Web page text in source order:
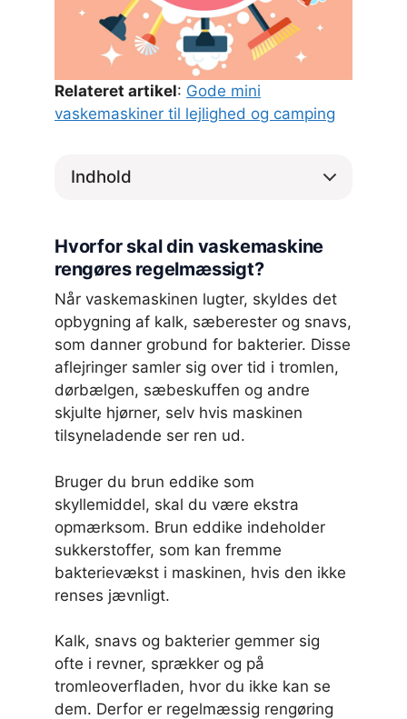
Relateret artikel: Gode mini
vaskemaskiner til lejlighed og camping
Indhold
Hvorfor skal din vaskemaskine
rengøres regelmæssigt?
Når vaskemaskinen lugter, skyldes det
opbygning af kalk, sæberester og snavs,
som danner grobund for bakterier. Disse
aflejringer samler sig over tid i tromlen,
dørbælgen, sæbeskuffen og andre
skjulte hjørner, selv hvis maskinen
tilsyneladende ser ren ud.
Bruger du brun eddike som
skyllemiddel, skal du være ekstra
opmærksom. Brun eddike indeholder
sukkerstoffer, som kan fremme
bakterievækst i maskinen, hvis den ikke
renses jævnligt.
Kalk, snavs og bakterier gemmer sig
ofte i revner, sprækker og på
tromleoverfladen, hvor du ikke kan se
dem. Derfor er regelmæssig rengøring